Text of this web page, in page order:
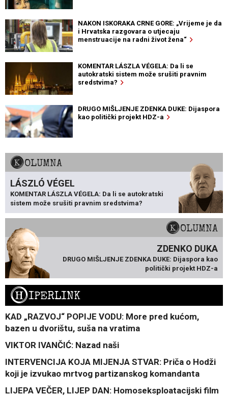
NAKON ISKORAKA CRNE GORE: „Vrijeme je da
i Hrvatska razgovara o utjecaju
menstruacije na radni život žena“
KOMENTAR LÁSZLA VÉGELA: Da li se
autokratski sistem može srušiti pravnim
sredstvima?
DRUGO MIŠLJENJE ZDENKA DUKE: Dijaspora
kao politički projekt HDZ-a
KOLUMNA
LÁSZLÓ VÉGEL
KOMENTAR LÁSZLA VÉGELA: Da li se autokratski
sistem može srušiti pravnim sredstvima?
KOLUMNA
ZDENKO DUKA
DRUGO MIŠLJENJE ZDENKA DUKE: Dijaspora kao
politički projekt HDZ-a
HIPERLINK
KAD „RAZVOJ“ POPIJE VODU: More pred kućom,
bazen u dvorištu, suša na vratima
VIKTOR IVANČIĆ: Nazad naši
INTERVENCIJA KOJA MIJENJA STVAR: Priča o Hodži
koji je izvukao mrtvog partizanskog komandanta
LIJEPA VEČER, LIJEP DAN: Homoseksploatacijski film